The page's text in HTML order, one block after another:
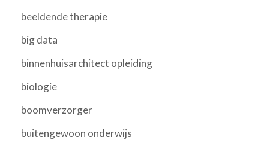
beeldende therapie
big data
binnenhuisarchitect opleiding
biologie
boomverzorger
buitengewoon onderwijs